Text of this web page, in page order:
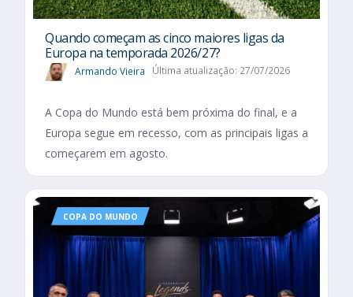
Quando começam as cinco maiores ligas da
Europa na temporada 2026/27?
Armando Vieira Última atualização: 27/07/2026
A Copa do Mundo está bem próxima do final, e a
Europa segue em recesso, com as principais ligas a
começarem em agosto.
COPA DO MUNDO